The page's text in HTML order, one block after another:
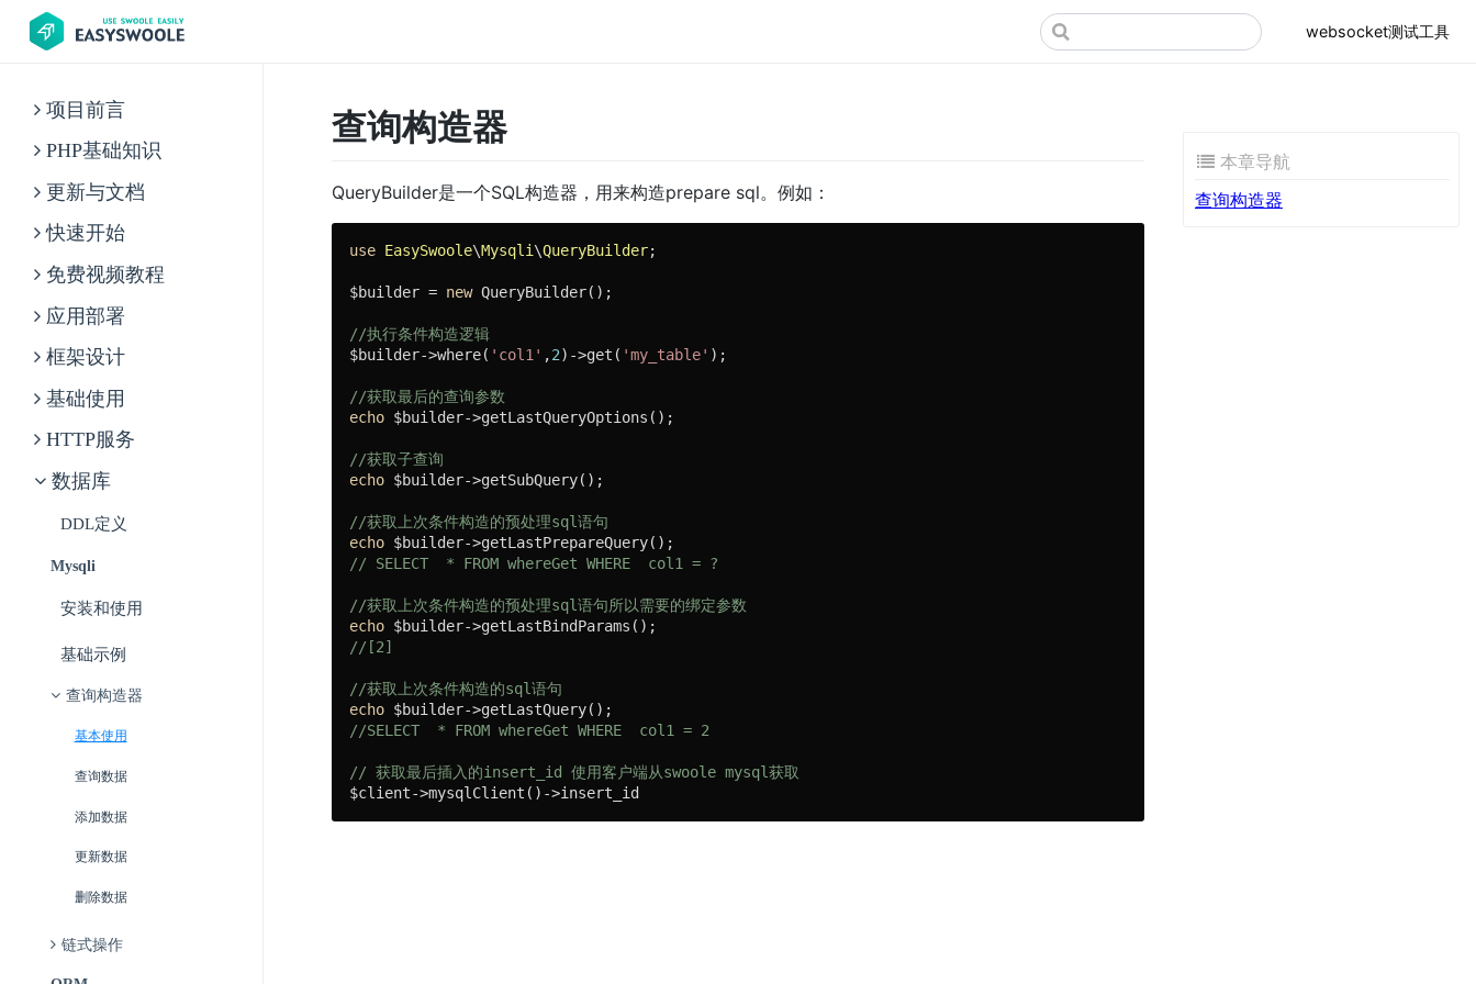
websocket测试工具
项目前言
PHP基础知识
更新与文档
快速开始
免费视频教程
应用部署
框架设计
基础使用
HTTP服务
数据库
DDL定义
Mysqli
安装和使用
基础示例
查询构造器
基本使用
查询数据
添加数据
更新数据
删除数据
链式操作
查询构造器
QueryBuilder是一个SQL构造器，用来构造prepare sql。例如：
use EasySwoole\Mysqli \QueryBuilder;
$builder = new QueryBuilder();
//执行条件构造逻辑
$builder->where( 'col1' ,2)->get( 'my_table' );
//获取最后的查询参数
echo $builder->getLastQueryOptions();
//获取子查询
echo $builder->getSubQuery();
//获取上次条件构造的预处理sql语句
echo
// SELECT  * FROM whereGet WHERE  col1 = ?
//获取上次条件构造的预处理sql语句所以需要的绑定参数
echo
//[2]
//获取上次条件构造的sql语句
echo
//SELECT  * FROM whereGet WHERE  col1 = 2
// 获取最后插入的insert_id 使用客户端从swoole mysql获取
$client->mysqlClient()->insert_id
本章导航
查询构造器